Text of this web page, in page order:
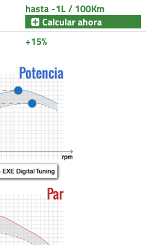
hasta -1L / 100Km
Calcular ahora
+15%